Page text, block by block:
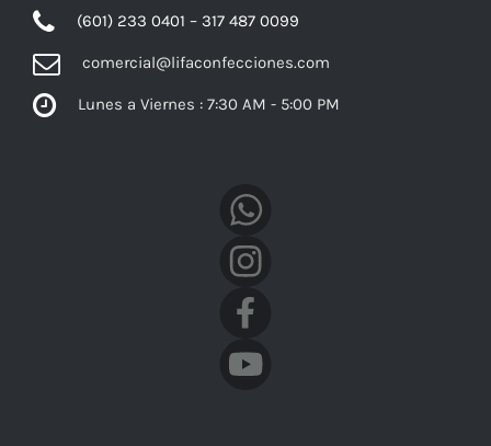
(601) 233 0401 – 317 487 0099
comercial@lifaconfecciones.com
Lunes a Viernes : 7:30 AM - 5:00 PM